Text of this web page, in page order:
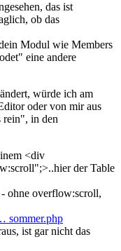
das ist
ob das
Modul wie Members
eine andere
würde ich am
oder von mir aus
rein", in den
<div
der Table
- ohne overflow:scroll,
sommer.php
ist gar nicht das